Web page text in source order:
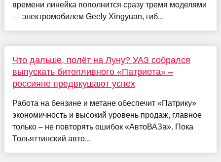
времени линейка пополнится сразу тремя моделями
— электромобилем Geely Xingyuan, гиб...
Что дальше, полёт на Луну? УАЗ собрался
выпускать битопливного «Патриота» –
россияне предвкушают успех
Работа на бензине и метане обеспечит «Патрику»
экономичность и высокий уровень продаж, главное
только – не повторять ошибок «АвтоВАЗа». Пока
Тольяттинский авто...